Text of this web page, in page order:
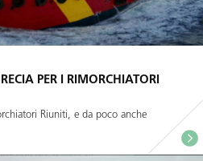
PER I RIMORCHIATORI
Riuniti, e da poco anche